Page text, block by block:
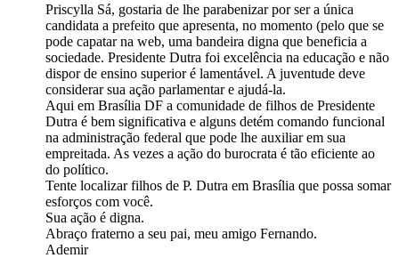
Priscylla Sá, gostaria de lhe parabenizar por ser a única
candidata a prefeito que apresenta, no momento (pelo que se
pode capatar na web, uma bandeira digna que beneficia a
sociedade. Presidente Dutra foi excelência na educação e não
dispor de ensino superior é lamentável. A juventude deve
considerar sua ação parlamentar e ajudá-la.
Aqui em Brasília DF a comunidade de filhos de Presidente
Dutra é bem significativa e alguns detém comando funcional
na administração federal que pode lhe auxiliar em sua
empreitada. As vezes a ação do burocrata é tão eficiente ao
do político.
Tente localizar filhos de P. Dutra em Brasília que possa somar
esforços com você.
Sua ação é digna.
Abraço fraterno a seu pai, meu amigo Fernando.
Ademir